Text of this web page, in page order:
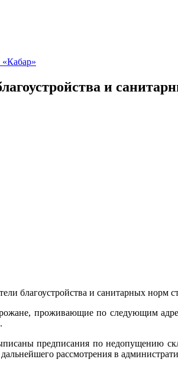
и
благоустройства и санитарных норм
проживающие по следующим
предписания по недопущению
рассмотрения в